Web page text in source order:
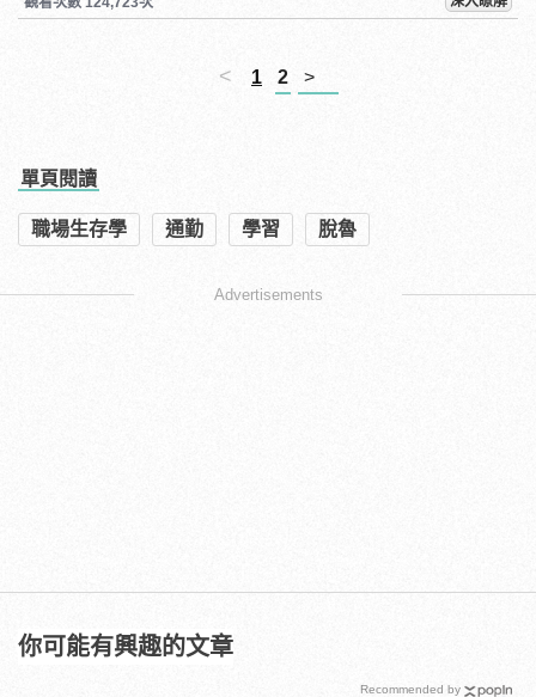
< 1 2 >
單頁閱讀
職場生存學 通勤 學習 脫魯
Advertisements
你可能有興趣的文章
Recommended by